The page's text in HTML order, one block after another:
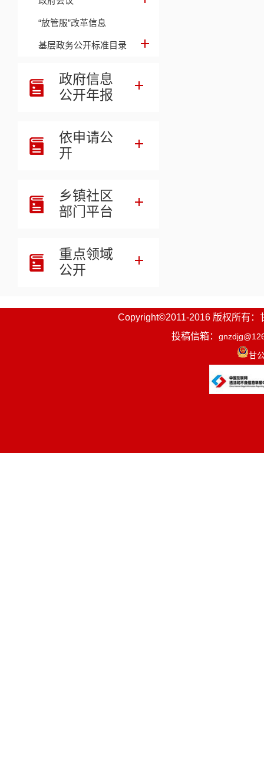
“放管服”改革信息
基层政务公开标准目录
政府信息
公开年报
依申请公
开
乡镇社区
部门平台
重点领域
公开
Copyright©2011-2016 版权所有：
投稿信箱：
甘